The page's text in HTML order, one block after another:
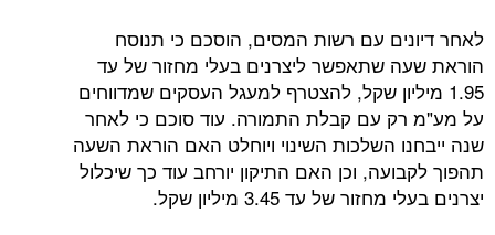
עם רשות המסים, הוסכם כי תנוסח
שתאפשר ליצרנים בעלי מחזור של עד
שקל, להצטרף למעגל העסקים שמדווחים
עם קבלת התמורה. עוד סוכם כי לאחר
השלכות השינוי ויוחלט האם הוראת השעה
וכן האם התיקון יורחב עוד כך שיכלול
של עד 3.45 מיליון שקל.